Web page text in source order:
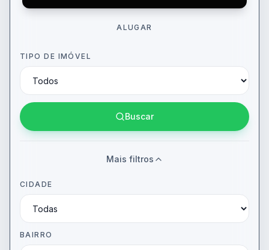
ALUGAR
TIPO DE IMÓVEL
Buscar
Mais filtros
CIDADE
BAIRRO